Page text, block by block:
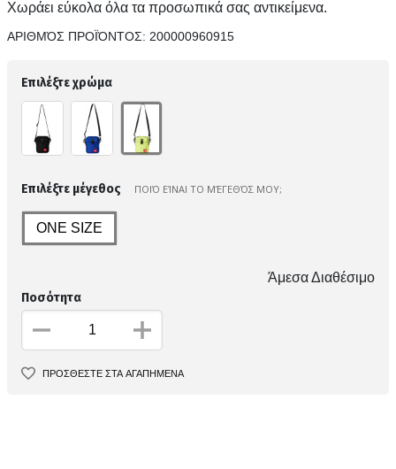
Χωράει εύκολα όλα τα προσωπικά σας αντικείμενα.
ΑΡΙΘΜΌΣ ΠΡΟΪΌΝΤΟΣ: 200000960915
Επιλέξτε χρώμα
Επιλέξτε μέγεθος ΠΟΙΌ ΕΊΝΑΙ ΤΟ ΜΈΓΕΘΌΣ ΜΟΥ;
ONE SIZE
Άμεσα Διαθέσιμο
Ποσότητα
ΠΡΟΣΘΕΣΤΕ ΣΤΑ ΑΓΑΠΗΜΕΝΑ